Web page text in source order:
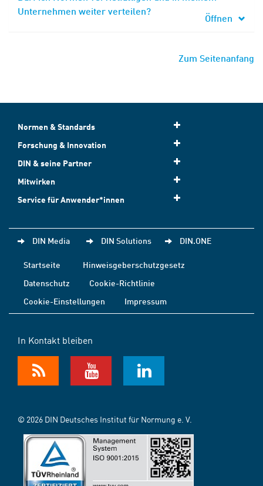
Unternehmen weiter verteilen?
Öffnen
Zum Seitenanfang
Normen & Standards
Forschung & Innovation
DIN & seine Partner
Mitwirken
Service für Anwender*innen
DIN Media DIN Solutions DIN.ONE
Startseite
Hinweisgeberschutzgesetz
Datenschutz
Cookie-Richtlinie
Cookie-Einstellungen
Impressum
In Kontakt bleiben
© 2026 DIN Deutsches Institut für Normung e. V.